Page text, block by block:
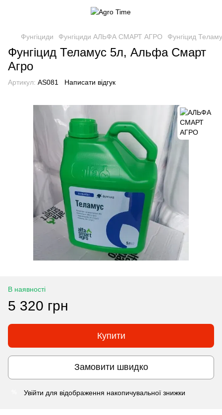
Фунгіциди Фунгіциди АЛЬФА СМАРТ АГРО Фунгіцид
Фунгіцид Теламус 5л, Альфа Смарт
Агро
Артикул: AS081 Написати відгук
В наявності
5 320 грн
Купити
Замовити швидко
Увійти для відображення накопичувальної знижки